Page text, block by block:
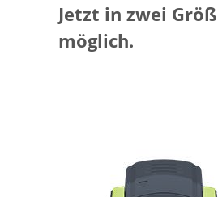
Jetzt in zwei
möglich.